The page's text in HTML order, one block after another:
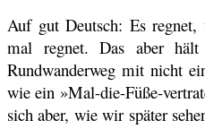
Auf gut Deutsch: Es
mal regnet. Das aber
Rundwanderweg mit nicht
wie ein »Mal-die-Füße-
sich aber, wie wir später